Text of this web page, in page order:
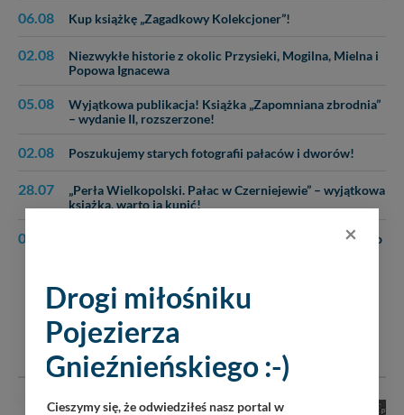
06.08 Kup książkę „Zagadkowy Kolekcjoner”!
02.08
Niezwykłe historie z okolic Przysieki, Mogilna, Mielna i
Popowa Ignacewa
05.08
Wyjątkowa publikacja! Książka „Zapomniana zbrodnia”
– wydanie II, rozszerzone!
02.08 Poszukujemy starych fotografii pałaców i dworów!
28.07
„Perła Wielkopolski. Pałac w Czerniejewie” – wyjątkowa
książka, warto ją kupić!
01.08
„Głębokie. Tropami tajemnic” – kup niezwykłą książkę o
INNE ARTYKUŁY Z TEJ KATEGORII
×
Drogi miłośniku
Pojezierza
Gnieźnieńskiego :-)
Cieszymy się, że odwiedziłeś nasz portal w